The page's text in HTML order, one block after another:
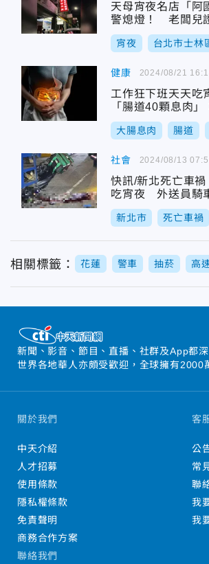
天母宵夜名店「阿
警熄燈！ 老闆兒
撐不住
宵夜 台北市士林
健康
工作狂下班天天吃
「腸道40顆息肉
大腸息肉 腸道
2024/08/21
社會
快訊/新北死亡車
吃宵夜 外送員騎
尾」不治
新北市 死亡車禍
2024/08/13
相關標籤： 花蓮 警車 抽菸 高
新聞、影音、節目、直播、社群及App都
世界各地華人亦頗受歡迎，全球擁有2000
關於我們
中天介紹
人才招募
使用條款
隱私權條款
免責聲明
商務合作方案
客
公
常
聯
我
我
聯絡我們